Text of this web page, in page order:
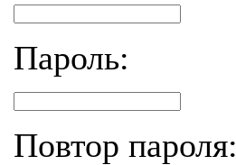
Пароль:
Повтор пароля: